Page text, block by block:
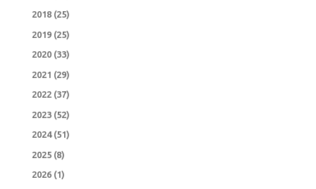
2018(25)
2019(25)
2020(33)
2021 (29)
2022(37)
2023(52)
2024(51)
2025(8)
2026(1)